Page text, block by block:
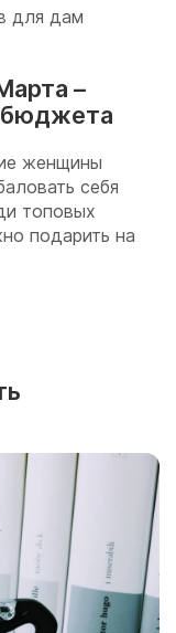
для дам
–
бюджета
женщины
себя
топовых
подарить на